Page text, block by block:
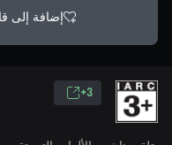
إضافة إلى
3+